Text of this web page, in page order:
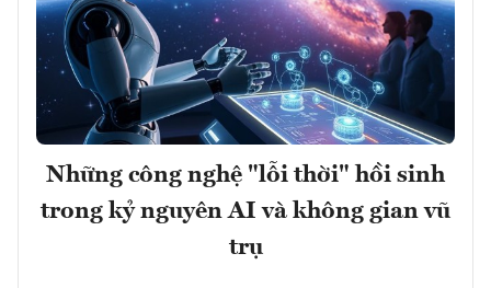
Những công nghệ "lỗi thời" hồi sinh
trong kỷ nguyên AI và không gian vũ
trụ